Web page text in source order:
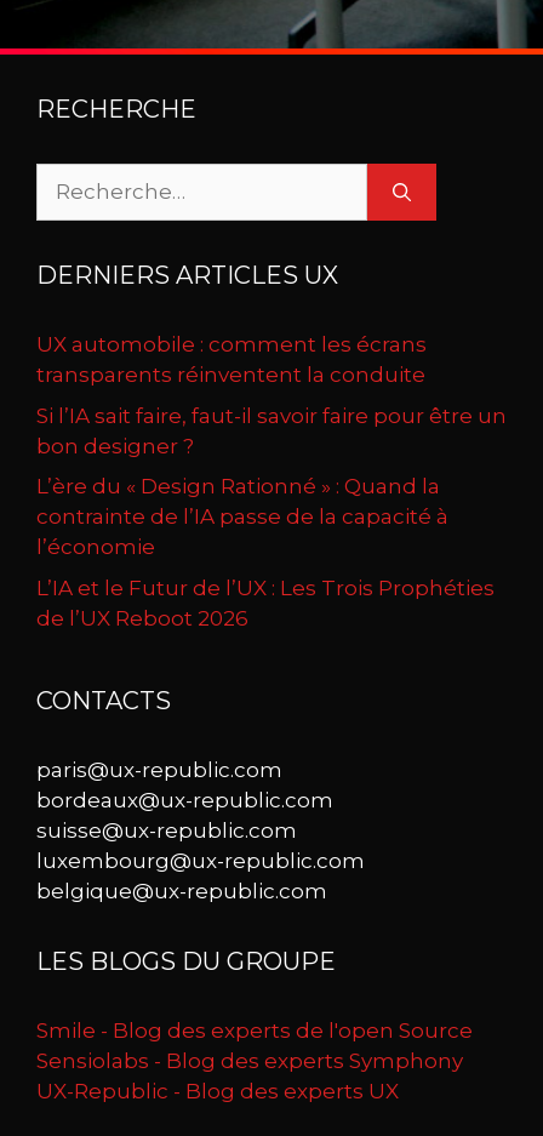
RECHERCHE
Rechercher :
DERNIERS ARTICLES UX
UX automobile : comment les écrans
transparents réinventent la conduite
Si l’IA sait faire, faut-il savoir faire pour être un
bon designer ?
L’ère du « Design Rationné » : Quand la
contrainte de l’IA passe de la capacité à
l’économie
L’IA et le Futur de l’UX : Les Trois Prophéties
de l’UX Reboot 2026
CONTACTS
paris@ux-republic.com
bordeaux@ux-republic.com
suisse@ux-republic.com
luxembourg@ux-republic.com
belgique@ux-republic.com
LES BLOGS DU GROUPE
Smile - Blog des experts de l'open Source
Sensiolabs - Blog des experts Symphony
UX-Republic - Blog des experts UX